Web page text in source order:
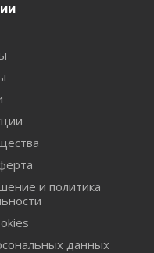
и политика
данных